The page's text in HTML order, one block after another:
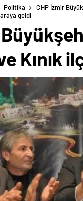
Politika
CHP İzmir
geldi
Kınık